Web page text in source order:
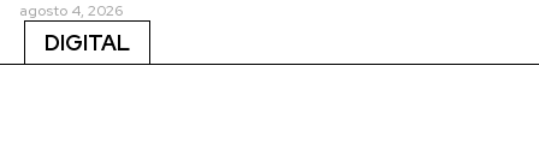
agosto 4, 2026
DIGITAL